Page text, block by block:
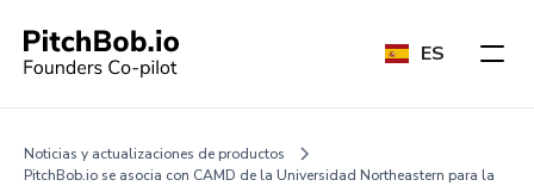
ES
Noticias y actualizaciones de productos
PitchBob.io se asocia con CAMD de la Universidad Northeastern para la